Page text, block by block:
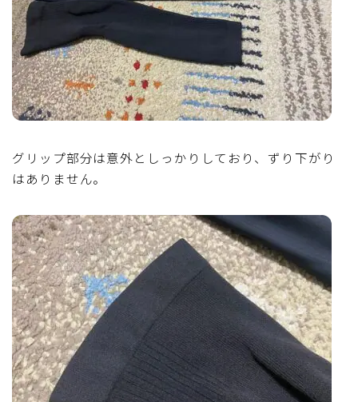
グリップ部分は意外としっかりしており、ずり下がり
はありません。